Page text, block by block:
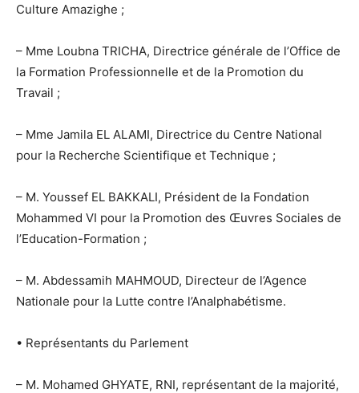
Culture Amazighe ;
– Mme Loubna TRICHA, Directrice générale de l’Office de
la Formation Professionnelle et de la Promotion du
Travail ;
– Mme Jamila EL ALAMI, Directrice du Centre National
pour la Recherche Scientifique et Technique ;
– M. Youssef EL BAKKALI, Président de la Fondation
Mohammed VI pour la Promotion des Œuvres Sociales de
l’Education-Formation ;
– M. Abdessamih MAHMOUD, Directeur de l’Agence
Nationale pour la Lutte contre l’Analphabétisme.
• Représentants du Parlement
– M. Mohamed GHYATE, RNI, représentant de la majorité,